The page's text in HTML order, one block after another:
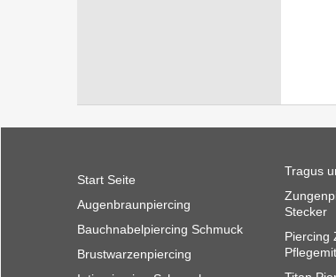
Start Seite
Augenbraunpiercing
Bauchnabelpiercing Schmuck
Brustwarzenpiercing
Tragus
Stecker
Piercing